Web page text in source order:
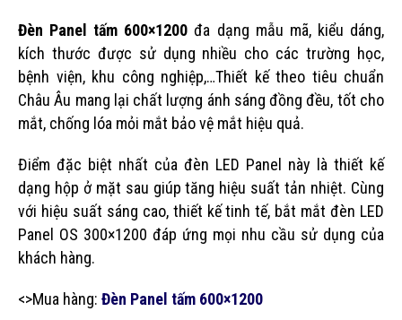
Đèn Panel tấm 600×1200 đa dạng mẫu mã, kiểu dáng,
kích thước được sử dụng nhiều cho các trường học,
bệnh viện, khu công nghiệp,…Thiết kế theo tiêu chuẩn
Châu Âu mang lại chất lượng ánh sáng đồng đều, tốt cho
mắt, chống lóa mỏi mắt bảo vệ mắt hiệu quả.
Điểm đặc biệt nhất của đèn LED Panel này là thiết kế
dạng hộp ở mặt sau giúp tăng hiệu suất tản nhiệt. Cùng
với hiệu suất sáng cao, thiết kế tinh tế, bắt mắt đèn LED
Panel OS 300×1200 đáp ứng mọi nhu cầu sử dụng của
khách hàng.
<>Mua hàng: Đèn Panel tấm 600×1200